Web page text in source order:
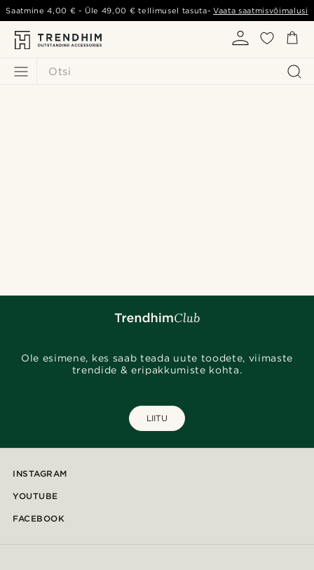
Otsi
Saatmine4,00 € - Üle 49,00 € tellimusel tasuta-Vaata saatmisvõimalusi
Ole esimene, kes saab teada uute toodete, viimaste
trendide & eripakkumiste kohta.
LIITU
INSTAGRAM
YOUTUBE
FACEBOOK